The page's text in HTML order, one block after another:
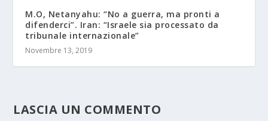
M.O, Netanyahu: “No a guerra, ma pronti a
difenderci”. Iran: “Israele sia processato da
tribunale internazionale”
Novembre 13, 2019
LASCIA UN COMMENTO